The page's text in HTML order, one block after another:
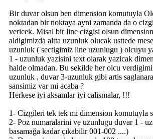
Bir duvar olsun ben dimension komutuyla
noktadan bir noktaya ayni zamanda da o
vericek. Misal bir line cizgisi olsun
aldigimizda altta uzunluk olucak usttede
uzunluk ( sectigimiz line uzunlugu ) olcuyu
1 - uzunluk yazisini text olarak yazicak
halde olmadan. Bu sekilde her olcu
uzunluk , duvar 3-uzunluk gibi artis
sansimiz var mi acaba ?
Herkese iyi aksamlar iyi calismalar, !!!
1- Cizgileri tek tek mi dimension komutuyla
2- Poz numaralarini ve uzunlugu duvar 1 -
basamağa kadar çıkabilir 001-002 ....)